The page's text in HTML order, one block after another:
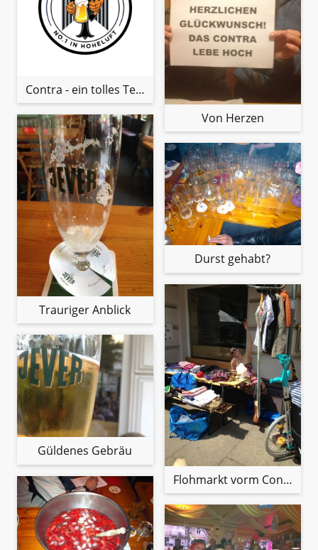
Contra - ein tolles Team
Trauriger Anblick
Güldenes Gebräu
Von Herzen
Durst gehabt?
Flohmarkt vorm Contra